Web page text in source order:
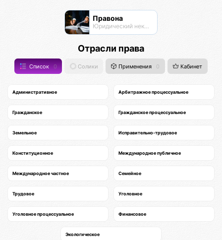
Правона
Юридический нексус
Отрасли права
Список 0 Солики Применения 0 Кабинет
Административное Арбитражное процессуальное
Гражданское Гражданское процессуальное
Земельное Исправительно-трудовое
Конституционное Международное публичное
Международное частное Семейное
Трудовое Уголовное
Уголовное процессуальное Финансовое
Экологическое